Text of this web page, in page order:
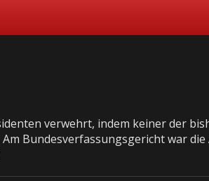
verwehrt, indem keiner der
Bundesverfassungsgericht war die